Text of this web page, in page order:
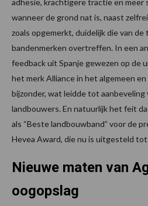
adhesie, krachtigere tractie en
wanneer de grond nat is, naast
zoals opgemerkt, duidelijk die van
bandenmerken overtreffen. In een
feedback uit Spanje gewezen op de
het merk Alliance in het algemeen
bijzonder, wat leidde tot aanbeveling
landbouwers. En natuurlijk het feit
als “Beste landbouwband” voor de
Hevea Award, die nu is uitgesteld tot
Nieuwe maten van
oogopslag